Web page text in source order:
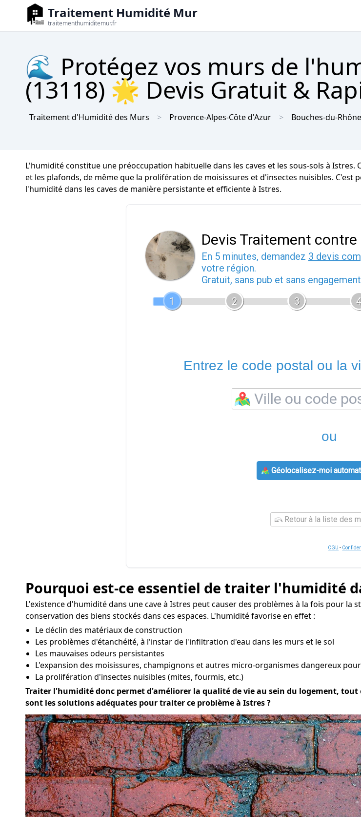
Traitement Humidité Mur
traitementhumiditemur.fr
🌊 Protégez vos murs de
(13118) 🌟 Devis Gratuit &
Traitement d'Humidité des Murs Provence-Alpes-Côte d'Azur Bouches-du-Rhône
L'humidité constitue une préoccupation habituelle dans les caves et les sous-sols à
et les plafonds, de même que la prolifération de moisissures et d'insectes nuisibles.
l'humidité dans les caves de manière persistante et efficiente à Istres.
Devis Traitement
En 5 minutes, demandez 3 devis
votre région.
Gratuit, sans pub et sans
1
2 3
Entrez le code postal ou la
ou
Géolocalisez-moi
Retour à la liste des
CGU -
Pourquoi est-ce essentiel de traiter l'humidité
L'existence d'humidité dans une cave à Istres peut causer des problèmes à la fois pour
conservation des biens stockés dans ces espaces. L'humidité favorise en effet :
Le déclin des matériaux de construction
Les problèmes d'étanchéité, à l'instar de l'infiltration d'eau dans les murs et le sol
Les mauvaises odeurs persistantes
L'expansion des moisissures, champignons et autres micro-organismes dangereux
La prolifération d'insectes nuisibles (mites, fourmis, etc.)
Traiter l'humidité donc permet d'améliorer la qualité de vie au sein du logement,
sont les solutions adéquates pour traiter ce problème à Istres ?